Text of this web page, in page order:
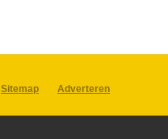
Sitemap
Adverteren